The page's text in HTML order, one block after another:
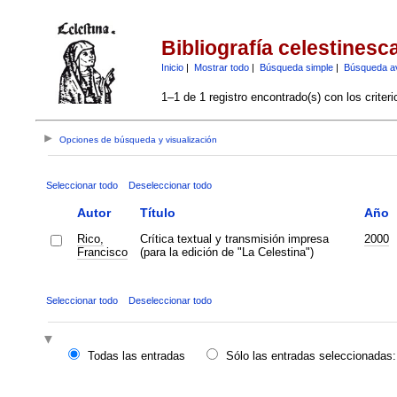
Bibliografía
Inicio| Mostrar todo| Búsqueda simple| Búsqueda
1–1 de 1 registro encontrado(s) con los
Opciones de búsqueda y visualización
Seleccionar todo Deseleccionar todo
Autor Título Año
Rico,
Francisco
Crítica textual y transmisión impresa
(para la edición de "La Celestina")
2000
Seleccionar todo Deseleccionar todo
Todas las entradas
Sólo las entradas seleccionadas: